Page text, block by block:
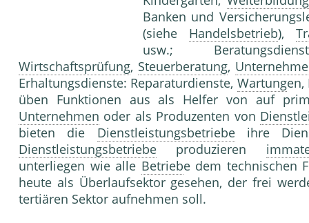
Banken und
(siehe Handelsbetrieb),
usw.;
Wirtschaftsprüfung, Steuerberatung,
Erhaltungsdienste: Reparaturdienste, Wartungen,
üben Funktionen aus als Helfer von auf
Unternehmen oder als Produzenten von
bieten die Dienstleistungsbetriebeihre
Dienstleistungsbetriebe produzieren
unterliegen wie alle Betriebe dem technischen
heute als Überlaufsektor gesehen, der frei
tertiären Sektor aufnehmen soll.